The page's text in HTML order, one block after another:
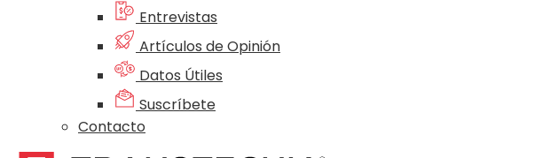
Entrevistas
Artículos de Opinión
Datos Útiles
Suscríbete
Contacto